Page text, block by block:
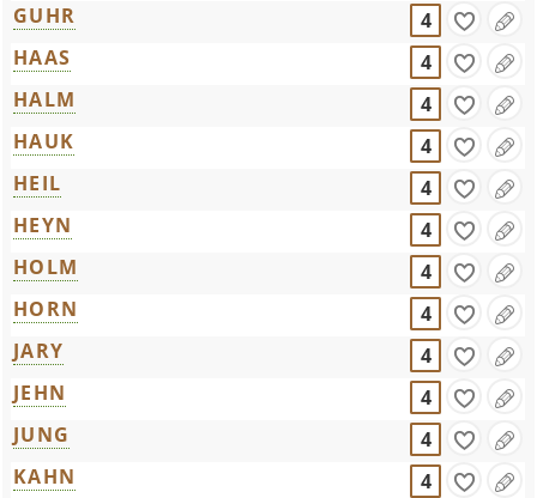
GUHR
4
HAAS
4
HALM
4
HAUK
4
HEIL
4
HEYN
4
HOLM
4
HORN
4
JARY
4
JEHN
4
JUNG
4
KAHN
4